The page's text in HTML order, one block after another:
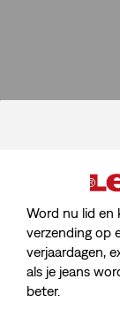
Word nu lid en
verzending op
verjaardagen,
als je jeans
beter.